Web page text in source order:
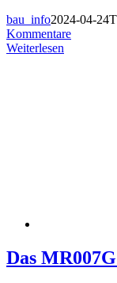
bau_info2024-04-
Kommentare
Weiterlesen
Das